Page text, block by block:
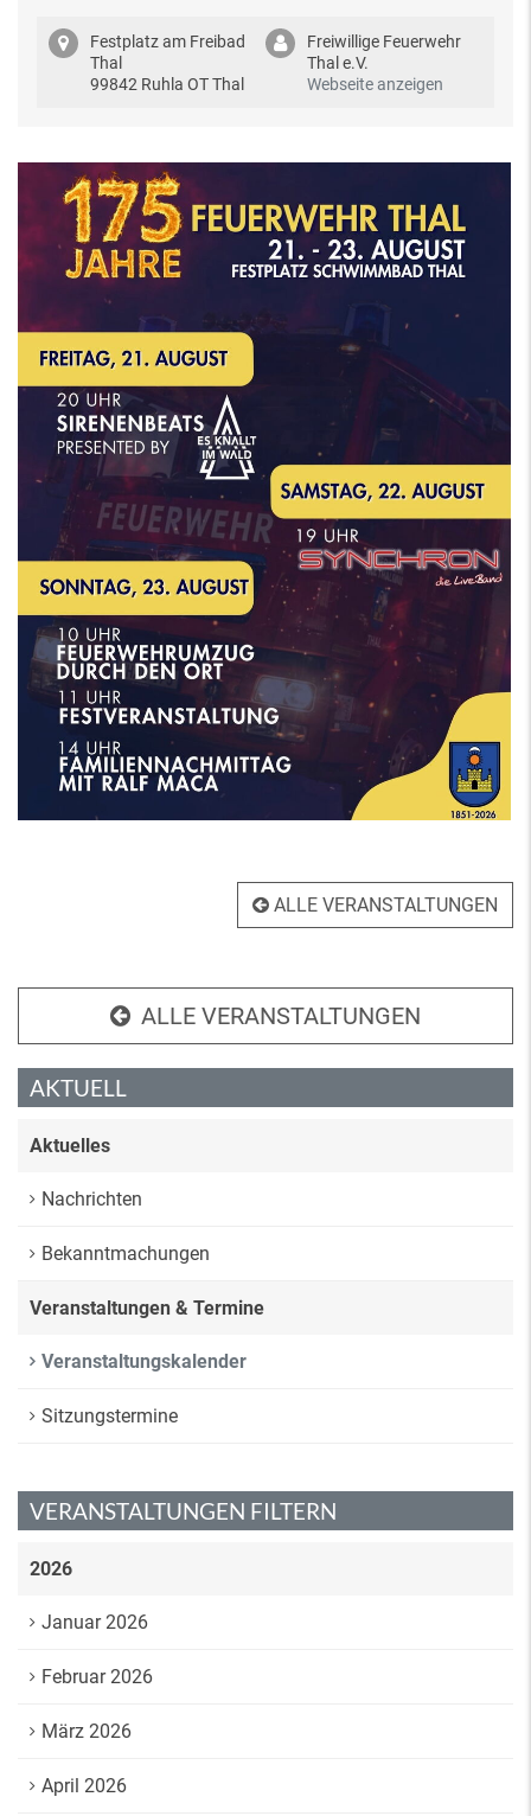
Festplatz am Freibad
Thal
99842 Ruhla OT Thal
Freiwillige Feuerwehr
Thal e.V.
Webseite anzeigen
ALLE VERANSTALTUNGEN
ALLE VERANSTALTUNGEN
AKTUELL
Aktuelles
Nachrichten
Bekanntmachungen
Veranstaltungen & Termine
Veranstaltungskalender
Sitzungstermine
VERANSTALTUNGEN FILTERN
2026
Januar 2026
Februar 2026
März 2026
April 2026